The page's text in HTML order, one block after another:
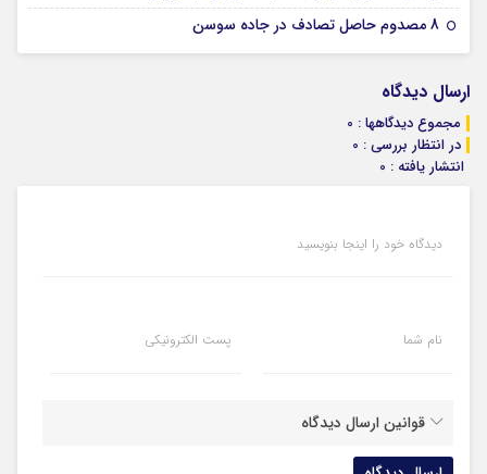
8 مصدوم حاصل تصادف در جاده سوسن
ارسال دیدگاه
مجموع دیدگاهها : 0
در انتظار بررسی : 0
انتشار یافته : 0
دیدگاه خود را اینجا بنویسید
نام شما پست الکترونیکی
قوانین ارسال دیدگاه